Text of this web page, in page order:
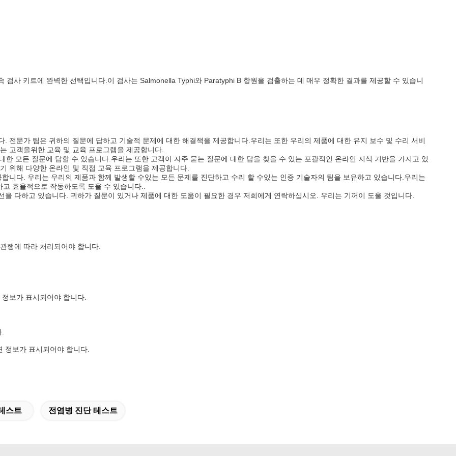
사 키트에 완벽한 선택입니다.이 검사는 Salmonella Typhi와 Paratyphi B 항원을 검출하는 데 매우 정확한 결과를 제공할 수 있습니
전문가 팀은 귀하의 질문에 답하고 기술적 문제에 대한 해결책을 제공합니다.우리는 또한 우리의 제품에 대한 유지 보수 및 수리 서비
고객을위한 교육 및 교육 프로그램을 제공합니다.
모든 질문에 답할 수 있습니다.우리는 또한 고객이 자주 묻는 질문에 대한 답을 찾을 수 있는 포괄적인 온라인 지식 기반을 가지고 있
위해 다양한 온라인 및 직접 교육 프로그램을 제공합니다.
니다. 우리는 우리의 제품과 함께 발생할 수있는 모든 문제를 진단하고 수리 할 수있는 인증 기술자의 팀을 보유하고 있습니다.우리는
효율적으로 작동하도록 도울 수 있습니다..
다하고 있습니다. 귀하가 질문이 있거나 제품에 대한 도움이 필요한 경우 저희에게 연락하십시오. 우리는 기꺼이 도울 것입니다.
행에 따라 처리되어야 합니다.
보가 표시되어야 합니다.
정보가 표시되어야 합니다.
스트 전염병 진단 테스트